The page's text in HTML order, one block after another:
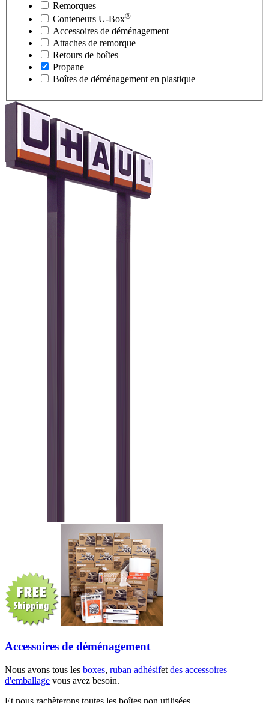
Remorques
Conteneurs U-Box®
Accessoires de déménagement
Attaches de remorque
Retours de boîtes
Propane
Boîtes de déménagement en plastique
Accessoires de déménagement
Nous avons tous les boxes, ruban adhésifet des accessoires
d'emballage vous avez besoin.
Et nous rachèterons toutes les boîtes non utilisées.